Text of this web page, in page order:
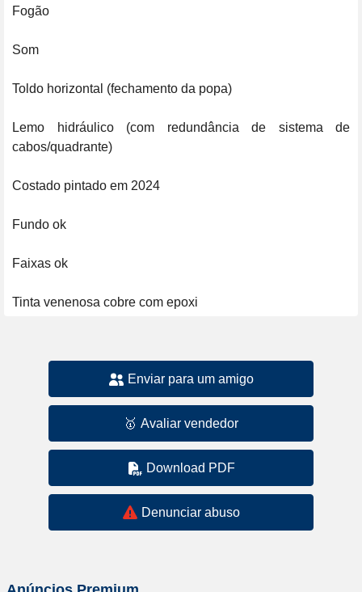
Fogão
Som
Toldo horizontal (fechamento da popa)
Lemo hidráulico (com redundância de sistema de
cabos/quadrante)
Costado pintado em 2024
Fundo ok
Faixas ok
Tinta venenosa cobre com epoxi
Enviar para um amigo
🥇 Avaliar vendedor
Download PDF
Denunciar abuso